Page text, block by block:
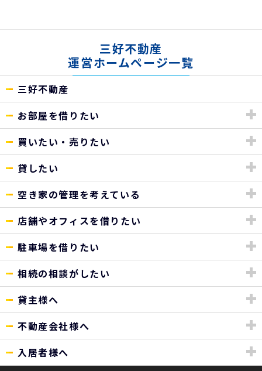
三好不動産
運営ホームページ一覧
三好不動産
お部屋を借りたい
買いたい・売りたい
貸したい
空き家の管理を考えている
店舗やオフィスを借りたい
駐車場を借りたい
相続の相談がしたい
貸主様へ
不動産会社様へ
入居者様へ